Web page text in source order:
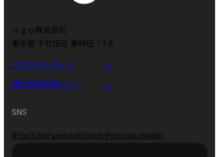
ｕｇｏ株式会社
東京都 千代田区 東神田 1-7-8
プロダクトサイト
認定資格制度サイト
SNS
XYouTubeFacebookSpotifyPodcastLinkedIn